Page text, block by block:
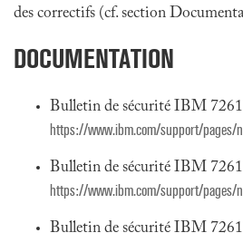
des correctifs (cf. section
DOCUMENTATION
Bulletin de sécurité IBM
https://www.ibm.com/support/pages/
Bulletin de sécurité IBM
https://www.ibm.com/support/pages/
Bulletin de sécurité IBM